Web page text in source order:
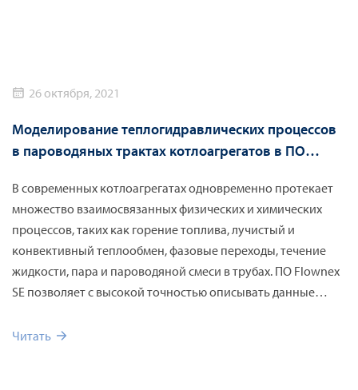
26 октября, 2021
Моделирование теплогидравлических процессов
в пароводяных трактах котлоагрегатов в ПО
В современных котлоагрегатах одновременно протекает
множество взаимосвязанных физических и химических
процессов, таких как горение топлива, лучистый и
конвективный теплообмен, фазовые переходы, течение
жидкости, пара и пароводяной смеси в трубах. ПО Flownex
SE позволяет с высокой точностью описывать данные
что помогает проектировщикам принимать обоснованные
Читать